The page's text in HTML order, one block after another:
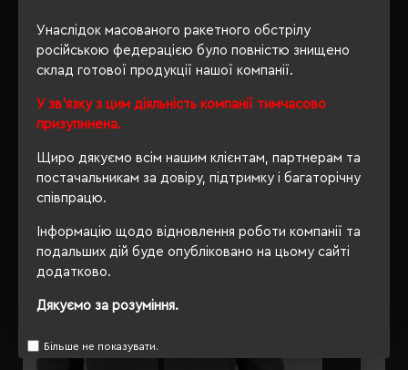
Унаслідок масованого ракетного обстрілу
російською федерацією було повністю знищено
склад готової продукції нашої компанії.
У зв'язку з цим діяльність компанії тимчасово
призупинена.
Щиро дякуємо всім нашим клієнтам, партнерам та
постачальникам за довіру, підтримку і багаторічну
співпрацю.
Інформацію щодо відновлення роботи компанії та
подальших дій буде опубліковано на цьому сайті
додатково.
Дякуємо за розуміння.
Більше не показувати.
ВІДГУКИ
РЕКОМЕНДУЄМО